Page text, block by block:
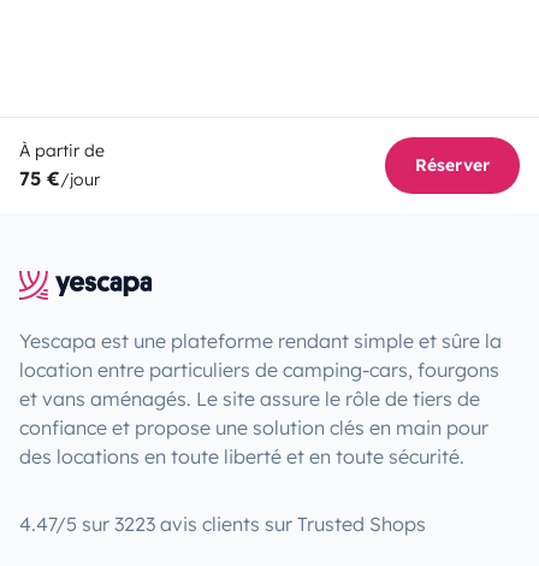
À partir de
75 €/jour
Réserver
Yescapa est une plateforme rendant simple et sûre la
location entre particuliers de camping-cars, fourgons
et vans aménagés. Le site assure le rôle de tiers de
confiance et propose une solution clés en main pour
des locations en toute liberté et en toute sécurité.
4.47/5 sur 3223 avis clients sur Trusted Shops